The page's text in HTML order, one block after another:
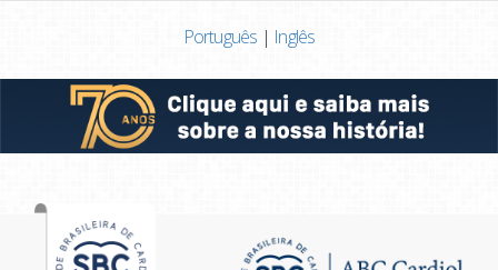
Português | Inglês